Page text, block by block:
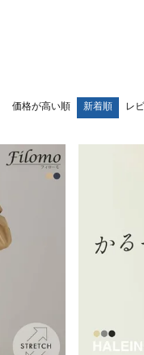
価格が高い順 新着順 レ